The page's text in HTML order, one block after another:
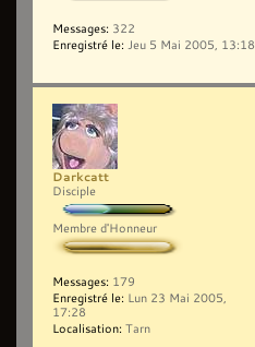
Messages: 322
Enregistré le: Jeu 5 Mai 2005, 13:18
Darkcatt
Disciple
Membre d'Honneur
Messages: 179
Enregistré le: Lun 23 Mai 2005,
17:28
Localisation: Tarn